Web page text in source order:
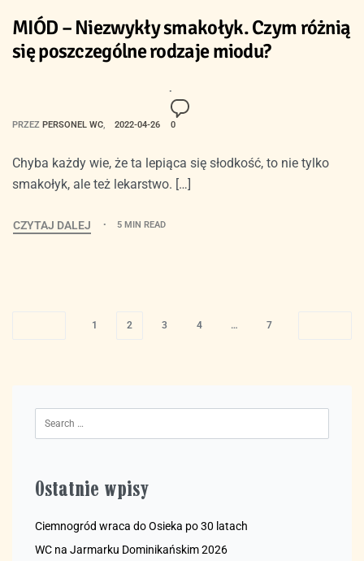
MIÓD – Niezwykły smakołyk. Czym różnią
się poszczególne rodzaje miodu?
PRZEZ PERSONEL WC 2022-04-26 0
Chyba każdy wie, że ta lepiąca się słodkość, to nie tylko
smakołyk, ale też lekarstwo. […]
CZYTAJ DALEJ 5 MIN READ
1 2 3 4 … 7
Ostatnie wpisy
Ciemnogród wraca do Osieka po 30 latach
WC na Jarmarku Dominikańskim 2026